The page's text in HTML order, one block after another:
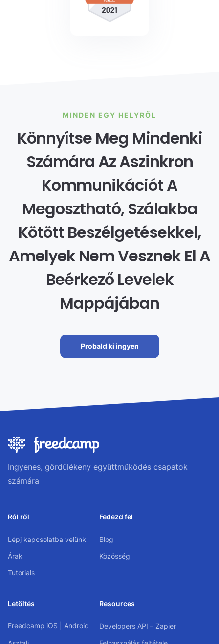
MINDEN EGY HELYRŐL
Könnyítse Meg Mindenki
Számára Az Aszinkron
Kommunikációt A
Megosztható, Szálakba
Kötött Beszélgetésekkel,
Amelyek Nem Vesznek El A
Beérkező Levelek
Mappájában
Probald ki ingyen
Ingyenes, gördülékeny együttműködés csapatok
számára
Ról ről
Lépj kapcsolatba velünk
Árak
Tutorials
Fedezd fel
Blog
Közösség
Letöltés
Freedcamp iOS Android
Resources
Developers API – Zapier